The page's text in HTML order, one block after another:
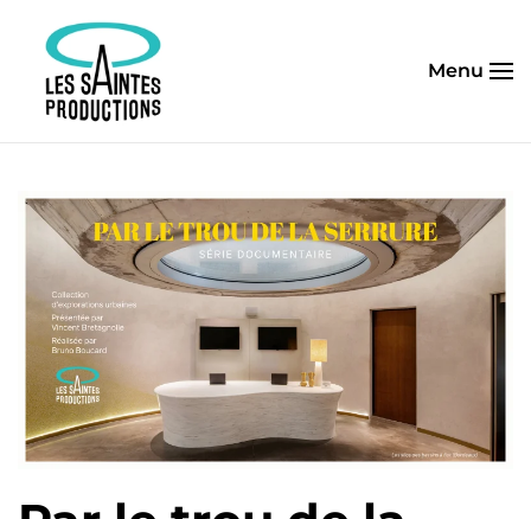
Passer au contenu principal Menu